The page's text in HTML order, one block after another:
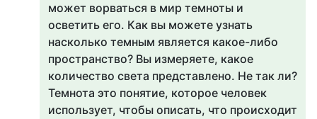
может ворваться в мир темноты и
осветить его. Как вы можете узнать
насколько темным является какое-либо
пространство? Вы измеряете, какое
количество света представлено. Не так ли?
Темнота это понятие, которое человек
использует, чтобы описать, что происходит